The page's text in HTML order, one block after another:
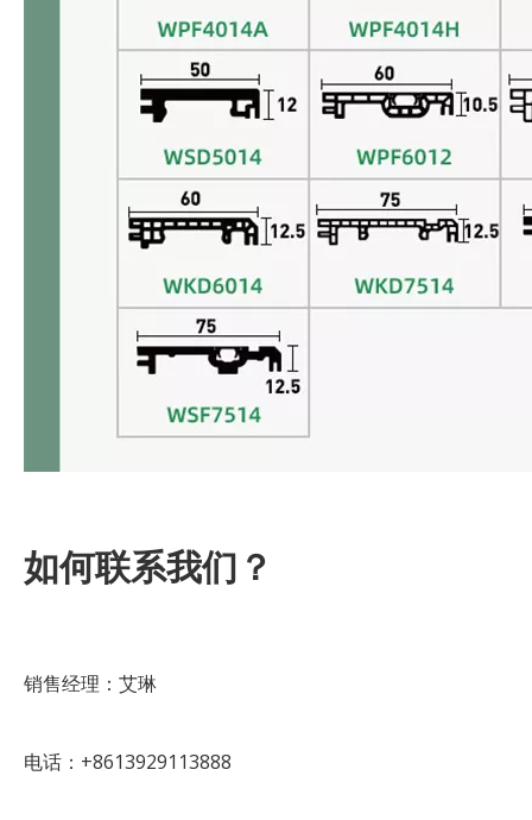
如何联系我们？
销售经理：艾琳
电话：+8613929113888